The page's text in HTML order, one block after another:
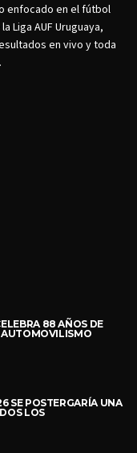
enfocado en el fútbol
Liga AUF Uruguaya,
en vivo y toda
88 AÑOS DE
AUTOMOVILISMO
SE POSTERGARÍA UNA
LOS